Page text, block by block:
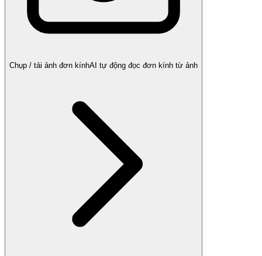
Chụp / tải ảnh đơn kínhAI tự động đọc đơn kính từ ảnh